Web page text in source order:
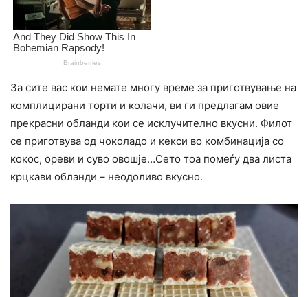
За сите вас кои немате многу време за приготвување на
комплицирани торти и колачи, ви ги предлагам овие
прекрасни обланди кои се исклучително вкусни. Филот
се приготвува од чоколадо и кекси во комбинација со
кокос, ореви и суво овошје…Сето тоа помеѓу два листа
крцкави обланди – неодоливо вкусно.